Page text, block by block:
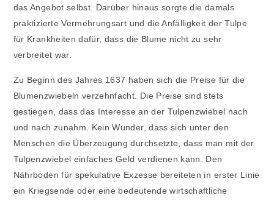
das Angebot selbst. Darüber hinaus sorgte die damals
praktizierte Vermehrungsart und die Anfälligkeit der Tulpe
für Krankheiten dafür, dass die Blume nicht zu sehr
verbreitet war.
Zu Beginn des Jahres 1637 haben sich die Preise für die
Blumenzwiebeln verzehnfacht. Die Preise sind stets
gestiegen, dass das Interesse an der Tulpenzwiebel nach
und nach zunahm. Kein Wunder, dass sich unter den
Menschen die Überzeugung durchsetzte, dass man mit der
Tulpenzwiebel einfaches Geld verdienen kann. Den
Nährboden für spekulative Exzesse bereiteten in erster Linie
ein Kriegsende oder eine bedeutende wirtschaftliche